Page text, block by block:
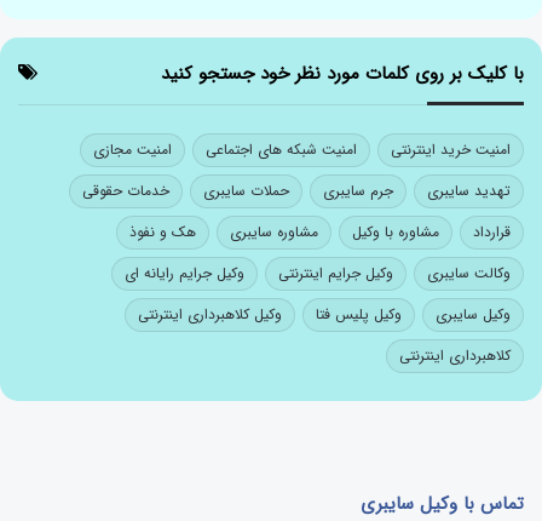
با کلیک بر روی کلمات مورد نظر خود جستجو کنید
امنیت خرید اینترنتی امنیت شبکه های اجتماعی
امنیت مجازی
تهدید سایبری
جرم سایبری حملات سایبری
خدمات حقوقی
قرارداد
مشاوره با وکیل مشاوره سایبری
هک و نفوذ
وکالت سایبری
وکیل جرایم اینترنتی
وکیل جرایم رایانه ای
وکیل سایبری
وکیل پلیس فتا
وکیل کلاهبرداری اینترنتی
کلاهبرداری اینترنتی
تماس با وکیل سایبری